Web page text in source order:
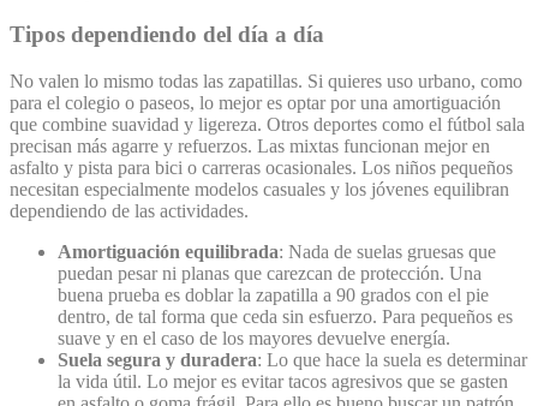
Tipos dependiendo del día a día
No valen lo mismo todas las zapatillas. Si quieres uso urbano, como
para el colegio o paseos, lo mejor es optar por una amortiguación
que combine suavidad y ligereza. Otros deportes como el fútbol sala
precisan más agarre y refuerzos. Las mixtas funcionan mejor en
asfalto y pista para bici o carreras ocasionales. Los niños pequeños
necesitan especialmente modelos casuales y los jóvenes equilibran
dependiendo de las actividades.
Amortiguación equilibrada: Nada de suelas gruesas que
puedan pesar ni planas que carezcan de protección. Una
buena prueba es doblar la zapatilla a 90 grados con el pie
dentro, de tal forma que ceda sin esfuerzo. Para pequeños es
suave y en el caso de los mayores devuelve energía.
Suela segura y duradera: Lo que hace la suela es determinar
la vida útil. Lo mejor es evitar tacos agresivos que se gasten